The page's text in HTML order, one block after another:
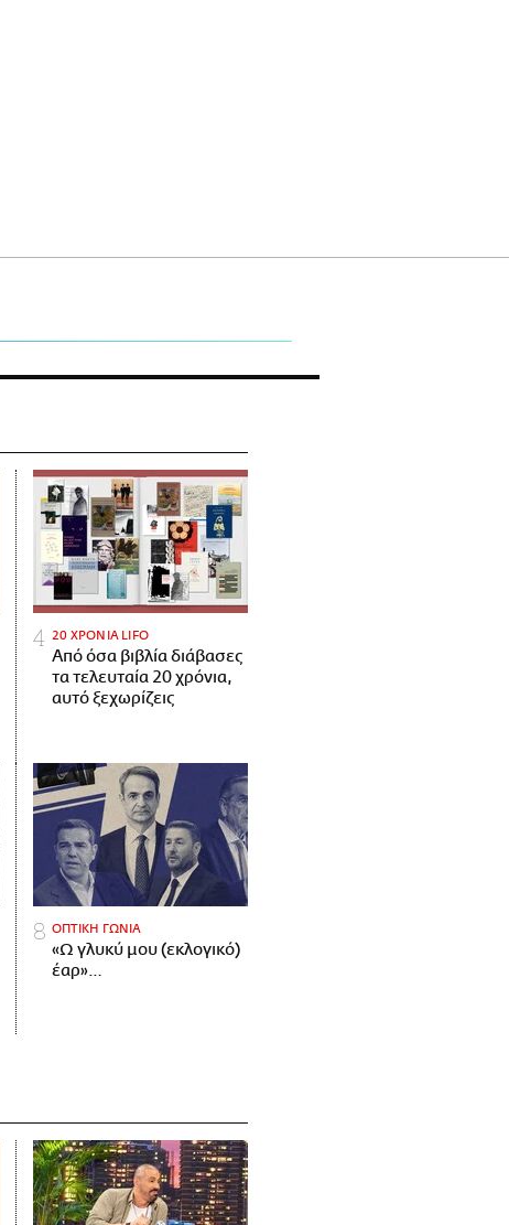
20 ΧΡΟΝΙΑ LIFO
Από όσα βιβλία διάβασες
τα τελευταία 20 χρόνια,
αυτό ξεχωρίζεις
ΟΠΤΙΚΗ ΓΩΝΙΑ
«Ω γλυκύ μου (εκλογικό)
έαρ»…